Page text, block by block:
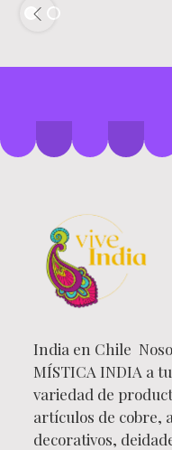
India en Chile
MÍSTICA INDIA a
variedad de
artículos de cobre,
decorativos,